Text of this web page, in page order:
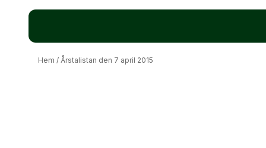
Hem / Årstalistan den 7 april 2015